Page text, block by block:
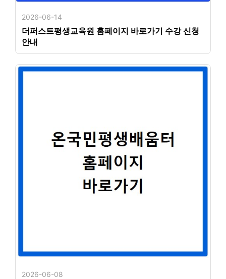
2026-06-14
더퍼스트평생교육원 홈페이지 바로가기 수강 신청
안내
2026-06-08